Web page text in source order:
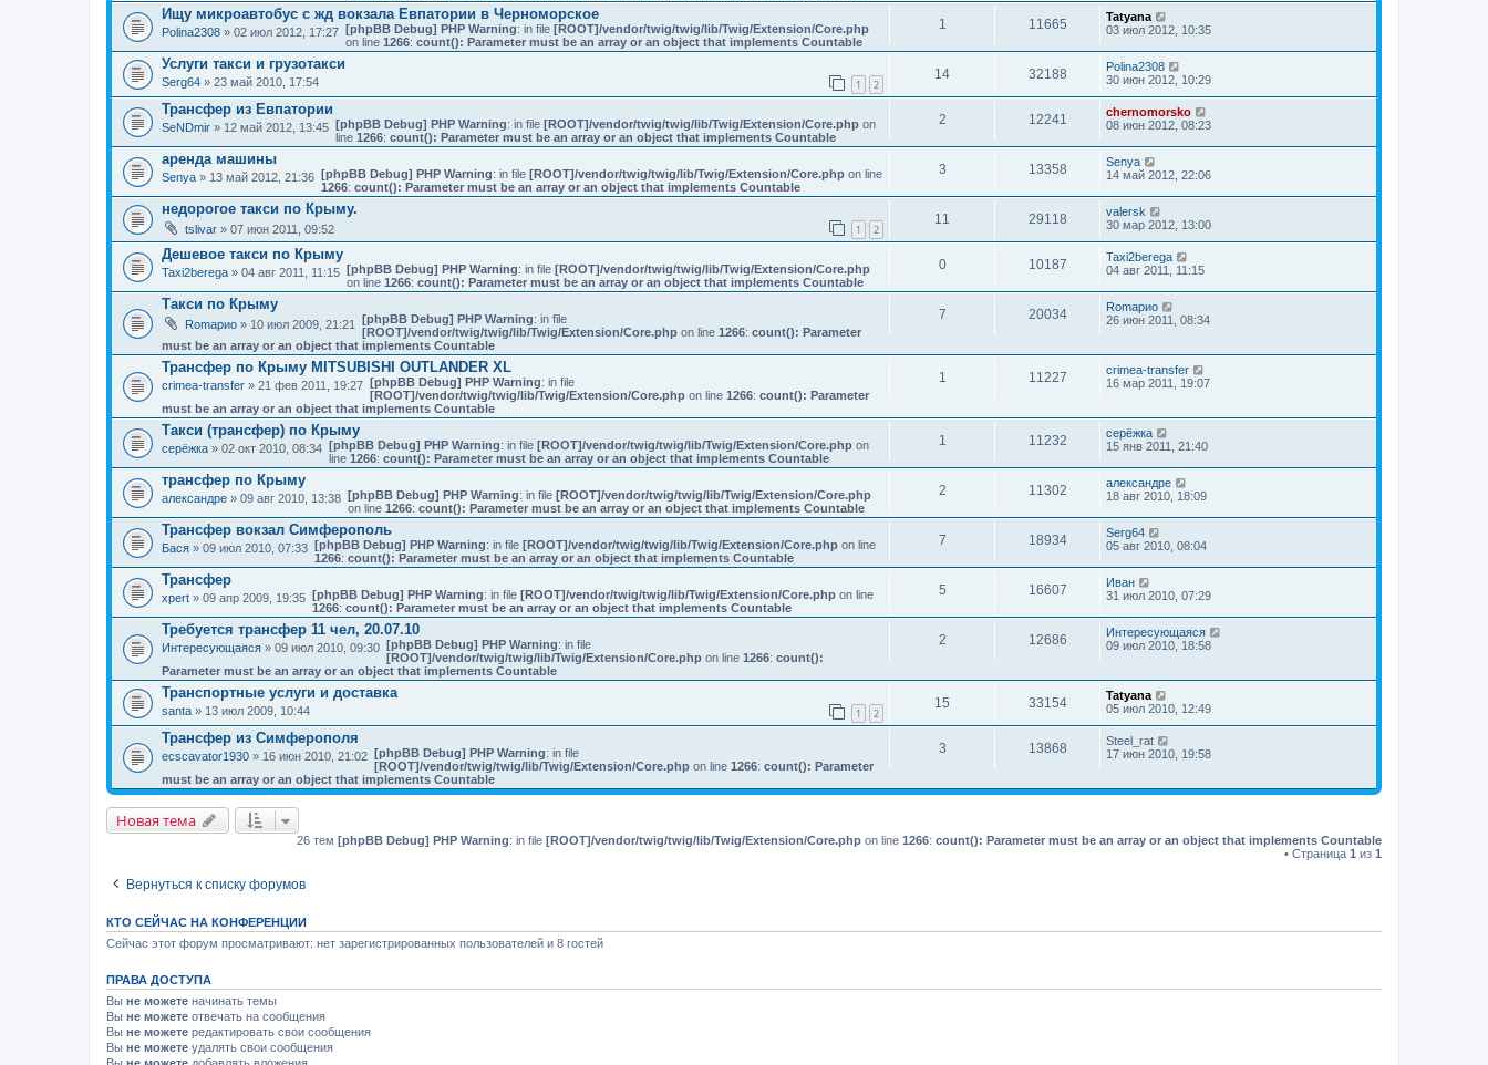
Ищу микроавтобус с жд вокзала Евпатории в Черноморское
Polina2308 » 02 июл 2012, 17:27 [phpBB Debug] PHP Warning: in file [ROOT]/vendor/twig/twig/lib/Twig/Extension/Core.php
on line 1266: count(): Parameter must be an array or an object that implements Countable
1 11665
Tatyana
03 июл 2012, 10:35
Услуги такси и грузотакси
Serg64 » 23 май 2010, 17:54 1 2
14 32188
Polina2308
30 июн 2012, 10:29
Трансфер из Евпатории
SeNDmir » 12 май 2012, 13:45 [phpBB Debug] PHP Warning: in file [ROOT]/vendor/twig/twig/lib/Twig/Extension/Core.phpon
line 1266: count(): Parameter must be an array or an object that implements Countable
2 12241
chernomorsko
08 июн 2012, 08:23
аренда машины
Senya » 13 май 2012, 21:36 [phpBB Debug] PHP Warning: in file [ROOT]/vendor/twig/twig/lib/Twig/Extension/Core.phpon line
1266: count(): Parameter must be an array or an object that implements Countable
3 13358
Senya
14 май 2012, 22:06
недорогое такси по Крыму.
tslivar » 07 июн 2011, 09:52 1 2
11 29118
valersk
30 мар 2012, 13:00
Дешевое такси по Крыму
Taxi2berega » 04 авг 2011, 11:15 [phpBB Debug] PHP Warning: in file [ROOT]/vendor/twig/twig/lib/Twig/Extension/Core.php
on line 1266: count(): Parameter must be an array or an object that implements Countable
0 10187
Taxi2berega
04 авг 2011, 11:15
Такси по Крыму
Romaрио » 10 июл 2009, 21:21 [phpBB Debug] PHP Warning: in file
[ROOT]/vendor/twig/twig/lib/Twig/Extension/Core.phpon line 1266: count(): Parameter
must be an array or an object that implements Countable
7 20034
Romaрио
26 июн 2011, 08:34
Трансфер по Крыму MITSUBISHI OUTLANDER XL
crimea-transfer » 21 фев 2011, 19:27 [phpBB Debug] PHP Warning: in file
[ROOT]/vendor/twig/twig/lib/Twig/Extension/Core.phpon line 1266: count(): Parameter
must be an array or an object that implements Countable
1 11227
crimea-transfer
16 мар 2011, 19:07
Такси (трансфер) по Крыму
серёжка » 02 окт 2010, 08:34 [phpBB Debug] PHP Warning: in file [ROOT]/vendor/twig/twig/lib/Twig/Extension/Core.phpon
line 1266: count(): Parameter must be an array or an object that implements Countable
1 11232
серёжка
15 янв 2011, 21:40
трансфер по Крыму
александре » 09 авг 2010, 13:38 [phpBB Debug] PHP Warning: in file [ROOT]/vendor/twig/twig/lib/Twig/Extension/Core.php
on line 1266: count(): Parameter must be an array or an object that implements Countable
2 11302
александре
18 авг 2010, 18:09
Трансфер вокзал Симферополь
Бася » 09 июл 2010, 07:33 [phpBB Debug] PHP Warning: in file [ROOT]/vendor/twig/twig/lib/Twig/Extension/Core.phpon line
1266: count(): Parameter must be an array or an object that implements Countable
7 18934
Serg64
05 авг 2010, 08:04
Трансфер
xpert » 09 апр 2009, 19:35 [phpBB Debug] PHP Warning: in file [ROOT]/vendor/twig/twig/lib/Twig/Extension/Core.phpon line
1266: count(): Parameter must be an array or an object that implements Countable
5 16607
Иван
31 июл 2010, 07:29
Требуется трансфер 11 чел, 20.07.10
Интересующаяся » 09 июл 2010, 09:30 [phpBB Debug] PHP Warning: in file
[ROOT]/vendor/twig/twig/lib/Twig/Extension/Core.phpon line 1266: count():
Parameter must be an array or an object that implements Countable
2 12686
Интересующаяся
09 июл 2010, 18:58
Транспортные услуги и доставка
santa » 13 июл 2009, 10:44 1 2
15 33154
Tatyana
05 июл 2010, 12:49
Трансфер из Симферополя
ecscavator1930 » 16 июн 2010, 21:02 [phpBB Debug] PHP Warning: in file
[ROOT]/vendor/twig/twig/lib/Twig/Extension/Core.phpon line 1266: count(): Parameter
must be an array or an object that implements Countable
3 13868
Steel_rat
17 июн 2010, 19:58
Новая тема
26 тем [phpBB Debug] PHP Warning: in file [ROOT]/vendor/twig/twig/lib/Twig/Extension/Core.php on line 1266: count(): Parameter must be an array or an object that implements Countable
• Страница 1 из 1
Вернуться к списку форумов
КТО СЕЙЧАС НА КОНФЕРЕНЦИИ
Сейчас этот форум просматривают: нет зарегистрированных пользователей и 8 гостей
ПРАВА ДОСТУПА
Вы не можете начинать темы
Вы не можете отвечать на сообщения
Вы не можете редактировать свои сообщения
Вы не можете удалять свои сообщения
Вы не можете добавлять вложения